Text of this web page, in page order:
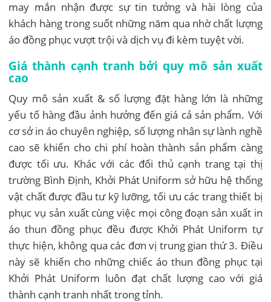
may mắn nhận được sự tin tưởng và hài lòng của
khách hàng trong suốt những năm qua nhờ chất lượng
áo đồng phục vượt trội và dịch vụ đi kèm tuyệt vời.
Giá thành cạnh tranh bởi quy mô sản xuất
cao
Quy mô sản xuất & số lượng đặt hàng lớn là những
yếu tố hàng đầu ảnh hưởng đến giá cả sản phẩm. Với
cơ sở in áo chuyên nghiệp, số lượng nhân sự lành nghề
cao sẽ khiến cho chi phí hoàn thành sản phẩm càng
được tối ưu. Khác với các đối thủ cạnh trang tại thị
trường Bình Định, Khởi Phát Uniform sở hữu hệ thống
vật chất được đầu tư kỹ lưỡng, tối ưu các trang thiết bị
phục vụ sản xuất cùng việc mọi công đoạn sản xuất in
áo thun đồng phục đều được Khởi Phát Uniform tự
thực hiện, không qua các đơn vị trung gian thứ 3. Điều
này sẽ khiến cho những chiếc áo thun đồng phục tại
Khởi Phát Uniform luôn đạt chất lượng cao với giá
thành cạnh tranh nhất trong tỉnh.